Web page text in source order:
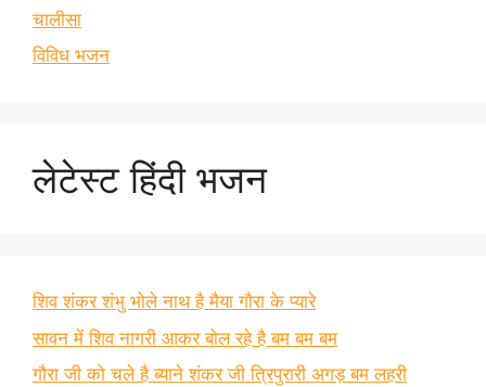
चालीसा
विविध भजन
लेटेस्ट हिंदी भजन
शिव शंकर शंभु भोले नाथ है मैया गौरा के प्यारे
सावन में शिव नागरी आकर बोल रहे है बम बम बम
गौरा जी को चले है ब्याने शंकर जी त्रिपुरारी अगड़ बम लहरी